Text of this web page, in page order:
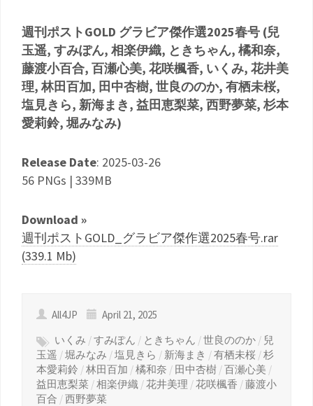
週刊ポストGOLD グラビア傑作選2025春号 (兒
玉遥, すみぽん, 相楽伊織, ときちゃん, 橘和奈,
藤渡小百合, 百瀬心美, 花咲楓香, いくみ, 花井美
理, 林田百加, 田中杏樹, 世良ののか, 有栖未桜,
塩見きら, 新海まき, 益田恵梨菜, 西野夢菜, 杉本
愛莉鈴, 堀みなみ)
Release Date: 2025-03-26
56 PNGs | 339MB
Download »
週刊ポストGOLD_グラビア傑作選2025春号.rar
(339.1 Mb)
All4JP
April 21, 2025
いくみ /すみぽん / ときちゃん /世良ののか / 兒
玉遥 /堀みなみ /塩見きら / 新海まき /有栖未桜 /杉
本愛莉鈴 /林田百加 /橘和奈 / 田中杏樹 /百瀬心美 /
益田恵梨菜 /相楽伊織 /花井美理 /花咲楓香 /藤渡小
百合 /西野夢菜